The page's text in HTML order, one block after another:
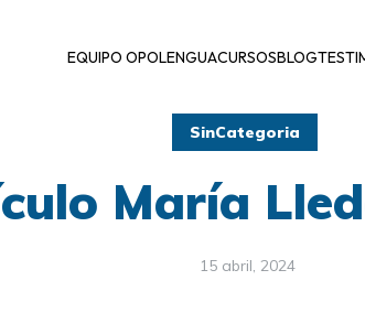
EQUIPO OPOLENGUACURSOSBLOG
SinCategoria
María
15 abril, 2024